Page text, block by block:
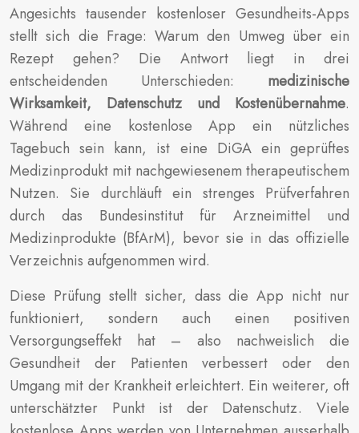
Angesichts tausender kostenloser Gesundheits-Apps
stellt sich die Frage: Warum den Umweg über ein
Rezept gehen? Die Antwort liegt in drei
entscheidenden Unterschieden: medizinische
Wirksamkeit, Datenschutz und Kostenübernahme.
Während eine kostenlose App ein nützliches
Tagebuch sein kann, ist eine DiGA ein geprüftes
Medizinprodukt mit nachgewiesenem therapeutischem
Nutzen. Sie durchläuft ein strenges Prüfverfahren
durch das Bundesinstitut für Arzneimittel und
Medizinprodukte (BfArM), bevor sie in das offizielle
Verzeichnis aufgenommen wird.
Diese Prüfung stellt sicher, dass die App nicht nur
funktioniert, sondern auch einen positiven
Versorgungseffekt hat – also nachweislich die
Gesundheit der Patienten verbessert oder den
Umgang mit der Krankheit erleichtert. Ein weiterer, oft
unterschätzter Punkt ist der Datenschutz. Viele